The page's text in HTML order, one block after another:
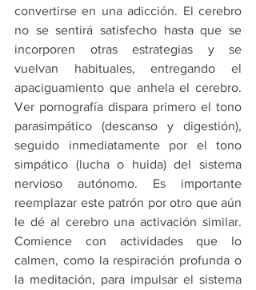
convertirse en una adicción. El cerebro
no se sentirá satisfecho hasta que se
incorporen otras estrategias y se
vuelvan habituales, entregando el
apaciguamiento que anhela el cerebro.
Ver pornografía dispara primero el tono
parasimpático (descanso y digestión),
seguido inmediatamente por el tono
simpático (lucha o huida) del sistema
nervioso autónomo. Es importante
reemplazar este patrón por otro que aún
le dé al cerebro una activación similar.
Comience con actividades que lo
calmen, como la respiración profunda o
la meditación, para impulsar el sistema